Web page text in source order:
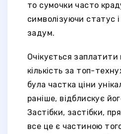
то сумочки часто
символізуючи статус
задум.
Очікується заплатити
кількість за топ-
була частка ціни
раніше, відблискує
Застібки, застібки,
все це є частиною